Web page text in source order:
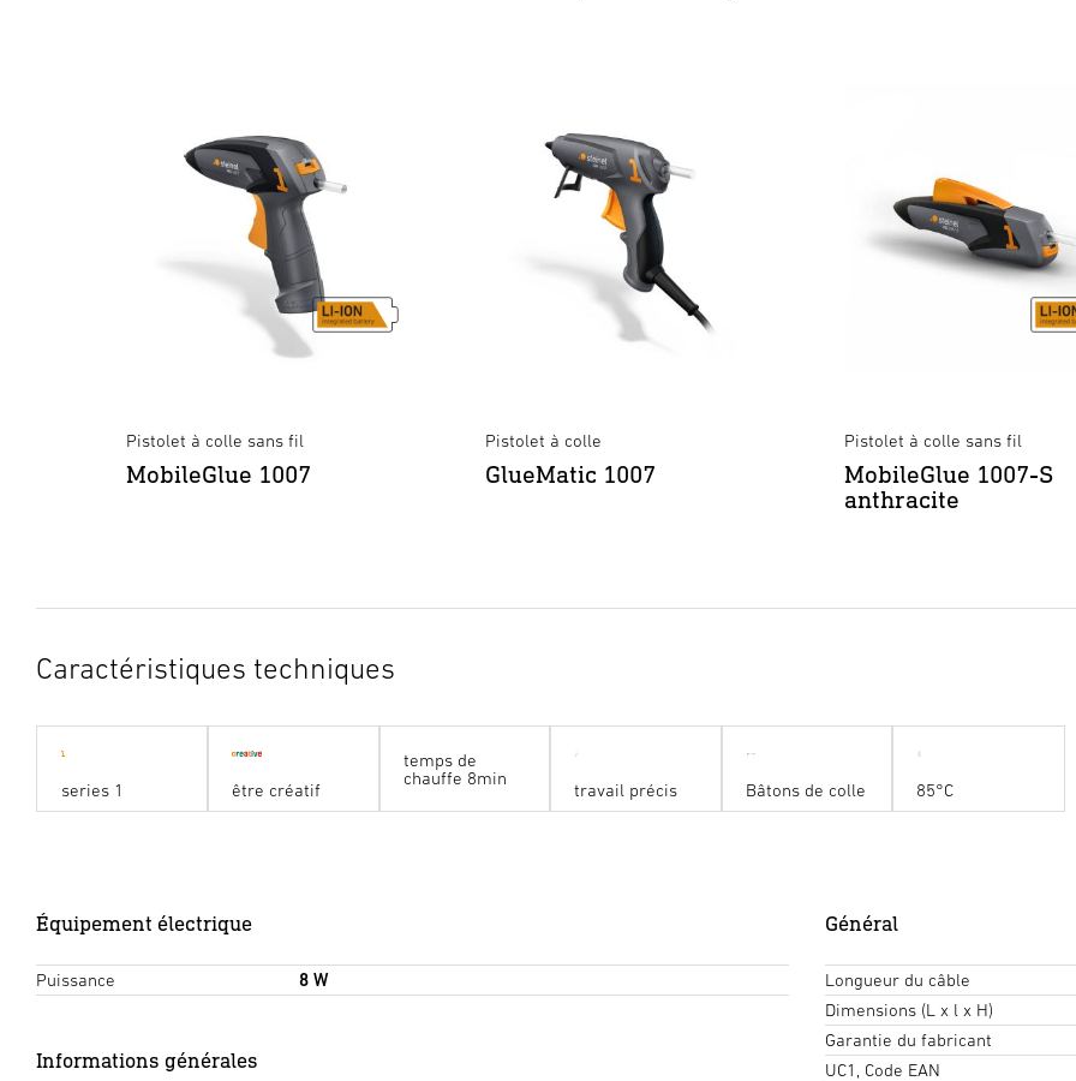
Pistolet à colle sans fil
MobileGlue 1007
Pistolet à colle
GlueMatic 1007
Pistolet à colle sans fil
MobileGlue 1007-S
anthracite
Caractéristiques techniques
series 1 être créatif
temps de
chauffe 8min
travail précis Bâtons de colle 85°C
Équipement électrique
Puissance 8 W
Informations générales
Général
Longueur du câble
Dimensions (L x l x H)
Garantie du fabricant
UC1, Code EAN